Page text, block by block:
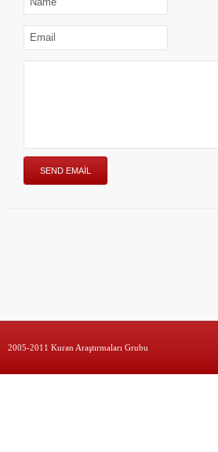
2005-2011 Kuran Araştırmaları Grubu